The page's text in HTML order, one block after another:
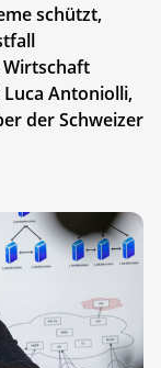
schützt,
Wirtschaft
Antoniolli,
der Schweizer